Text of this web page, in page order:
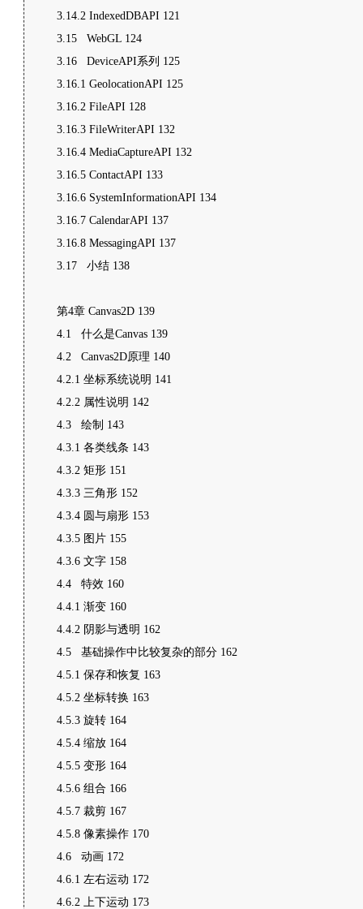
3.14.2 IndexedDBAPI 121
3.15 WebGL 124
3.16 DeviceAPI系列 125
3.16.1 GeolocationAPI 125
3.16.2 FileAPI 128
3.16.3 FileWriterAPI 132
3.16.4 MediaCaptureAPI 132
3.16.5 ContactAPI 133
3.16.6 SystemInformationAPI 134
3.16.7 CalendarAPI 137
3.16.8 MessagingAPI 137
3.17 小结 138
第4章 Canvas2D 139
4.1 什么是Canvas 139
4.2 Canvas2D原理 140
4.2.1 坐标系统说明 141
4.2.2 属性说明 142
4.3 绘制 143
4.3.1 各类线条 143
4.3.2 矩形 151
4.3.3 三角形 152
4.3.4 圆与扇形 153
4.3.5 图片 155
4.3.6 文字 158
4.4 特效 160
4.4.1 渐变 160
4.4.2 阴影与透明 162
4.5 基础操作中比较复杂的部分 162
4.5.1 保存和恢复 163
4.5.2 坐标转换 163
4.5.3 旋转 164
4.5.4 缩放 164
4.5.5 变形 164
4.5.6 组合 166
4.5.7 裁剪 167
4.5.8 像素操作 170
4.6 动画 172
4.6.1 左右运动 172
4.6.2 上下运动 173